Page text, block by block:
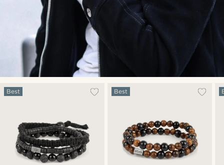
Best Best